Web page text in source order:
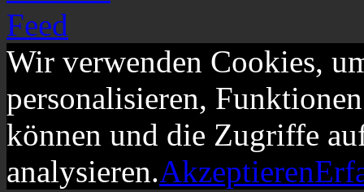
Wir verwenden Cookies,
personalisieren,
können und die Zugriffe
analysieren.Akzeptieren